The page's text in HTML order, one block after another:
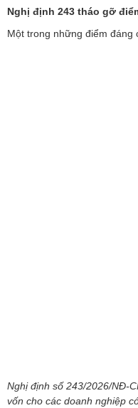
Nghị định 243 tháo gỡ
Một trong những điểm
Nghị định số 243/2026/NĐ-
vốn cho các doanh nghiệp